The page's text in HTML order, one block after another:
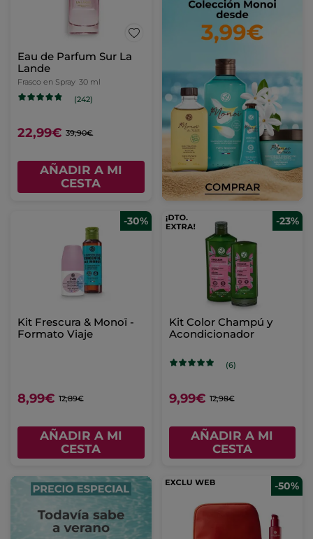
Eau de Parfum Sur La
Lande
Frasco en Spray 30 ml
(242)
22,99€ 39,90€
AÑADIR A MI
CESTA
-30%
Kit Frescura & Monoï -
Formato Viaje
8,99€ 12,89€
AÑADIR A MI
CESTA
-23%
Kit Color Champú y
Acondicionador
(6)
9,99€ 12,98€
AÑADIR A MI
CESTA
-50%